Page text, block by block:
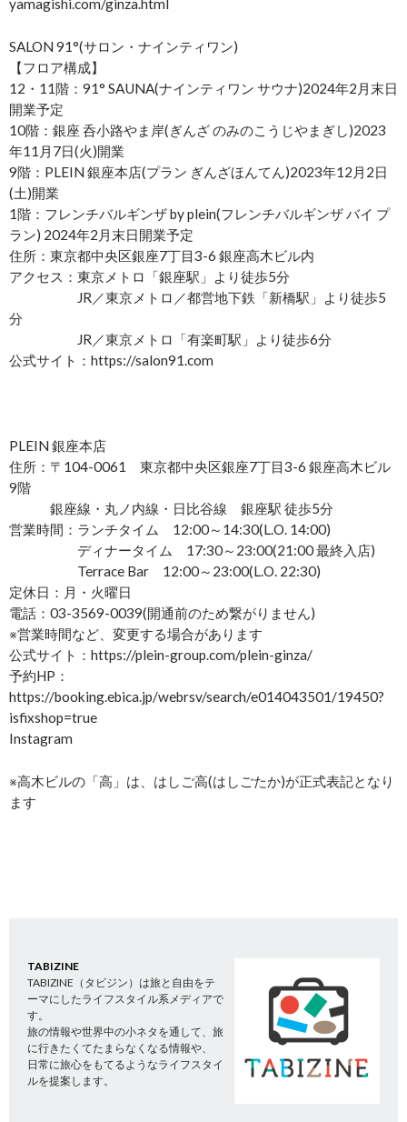
yamagishi.com/ginza.html
SALON 91°(サロン・ナインティワン)
【フロア構成】
12・11階：91° SAUNA(ナインティワン サウナ)2024年2月末日
開業予定
10階：銀座 呑小路やま岸(ぎんざ のみのこうじやまぎし)2023
年11月7日(火)開業
9階：PLEIN 銀座本店(プラン ぎんざほんてん)2023年12月2日
(土)開業
1階：フレンチバルギンザ by plein(フレンチバルギンザ バイ プ
ラン) 2024年2月末日開業予定
住所：東京都中央区銀座7丁目3-6 銀座高木ビル内
アクセス：東京メトロ「銀座駅」より徒歩5分
JR／東京メトロ／都営地下鉄「新橋駅」より徒歩5
分
JR／東京メトロ「有楽町駅」より徒歩6分
公式サイト：https://salon91.com
PLEIN 銀座本店
住所：〒104-0061 東京都中央区銀座7丁目3-6 銀座高木ビル
9階
銀座線・丸ノ内線・日比谷線 銀座駅 徒歩5分
営業時間：ランチタイム 12:00～14:30(L.O. 14:00)
ディナータイム 17:30～23:00(21:00 最終入店)
Terrace Bar 12:00～23:00(L.O. 22:30)
定休日：月・火曜日
電話：03-3569-0039(開通前のため繋がりません)
※営業時間など、変更する場合があります
公式サイト：https://plein-group.com/plein-ginza/
予約HP：
https://booking.ebica.jp/webrsv/search/e014043501/19450?
isfixshop=true
Instagram
※高木ビルの「高」は、はしご高(はしごたか)が正式表記となり
ます
TABIZINE
TABIZINE（タビジン）は旅と自由をテ
ーマにしたライフスタイル系メディアで
す。
旅の情報や世界中の小ネタを通して、旅
に行きたくてたまらなくなる情報や、
日常に旅心をもてるようなライフスタイ
ルを提案します。